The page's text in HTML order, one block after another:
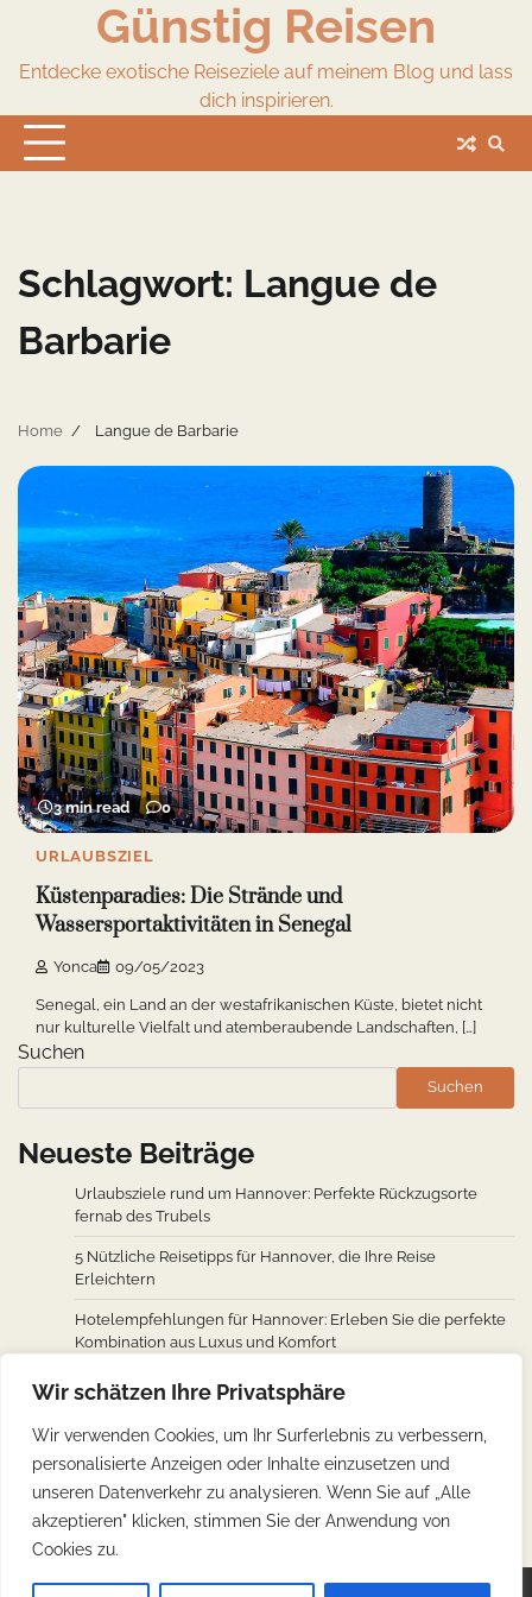
Wir schätzen Ihre Privatsphäre
Wir verwenden Cookies, um Ihr Surferlebnis zu verbessern,
personalisierte Anzeigen oder Inhalte einzusetzen und
unseren Datenverkehr zu analysieren. Wenn Sie auf „Alle
akzeptieren" klicken, stimmen Sie der Anwendung von
Cookies zu.
content
Günstig Reisen
Entdecke exotische Reiseziele auf meinem Blog und lass
dich inspirieren.
Schlagwort: Langue de
Barbarie
Home Langue de Barbarie
3 min read 0
URLAUBSZIEL
Küstenparadies: Die Strände und
Wassersportaktivitäten in Senegal
Yonca 09/05/2023
Senegal, ein Land an der westafrikanischen Küste, bietet nicht
nur kulturelle Vielfalt und atemberaubende Landschaften, […]
Suchen
Suchen
Neueste Beiträge
Urlaubsziele rund um Hannover: Perfekte Rückzugsorte
fernab des Trubels
5 Nützliche Reisetipps für Hannover, die Ihre Reise
Erleichtern
Hotelempfehlungen für Hannover: Erleben Sie die perfekte
Kombination aus Luxus und Komfort
Wie man von den wichtigsten Städten weltweit nach
Hannover fliegt: Ein Überblick über Flugverbindungen
Hannovers kulinarische Reise: Unverzichtbare traditionelle
deutsche Köstlichkeiten